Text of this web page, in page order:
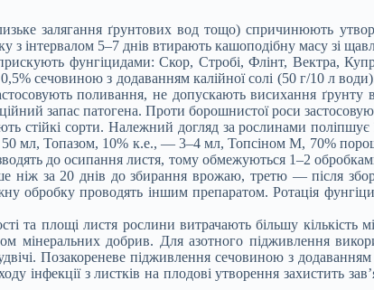
залягання ґрунтових вод тощо) спричинюють
інтервалом 5–7 днів втирають кашоподібну масу зі
фунгіцидами: Скор, Стробі, Флінт, Вектра,
сечовиною з додаванням калійної солі (50 г/10 л
поливання, не допускають висихання
запас патогена. Проти борошнистої роси
стійкі сорти. Належний догляд за рослинами
50 мл, Топазом, 10% к.е., — 3–4 мл, Топсіном М, 70%
до осипання листя, тому обмежуються 1–2
ніж за 20 днів до збирання врожаю, третю — після
обробку проводять іншим препаратом. Ротація
та площі листя рослини витрачають більшу
мінеральних добрив. Для азотного підживлення
Позакореневе підживлення сечовиною з
інфекції з листків на плодові утворення захистить